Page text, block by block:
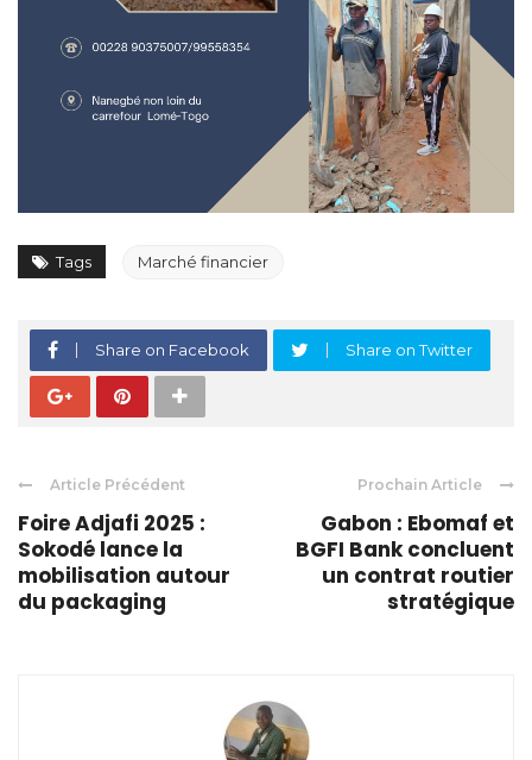
Tags Marché financier
Share on Facebook Share on Twitter
Article Précédent
Foire Adjafi 2025 :
Sokodé lance la
mobilisation autour
du packaging
Prochain Article
Gabon : Ebomaf et
BGFI Bank concluent
un contrat routier
stratégique